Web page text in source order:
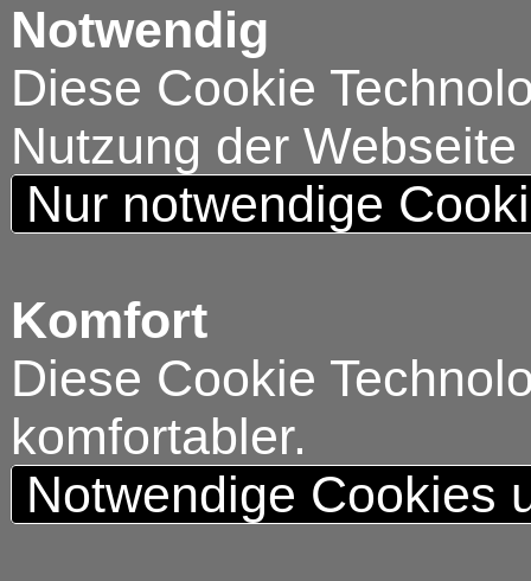
Notwendig
Diese Cookie
Nutzung der
Nur notwendige
Komfort
Diese Cookie
komfortabler.
Notwendige Cookies